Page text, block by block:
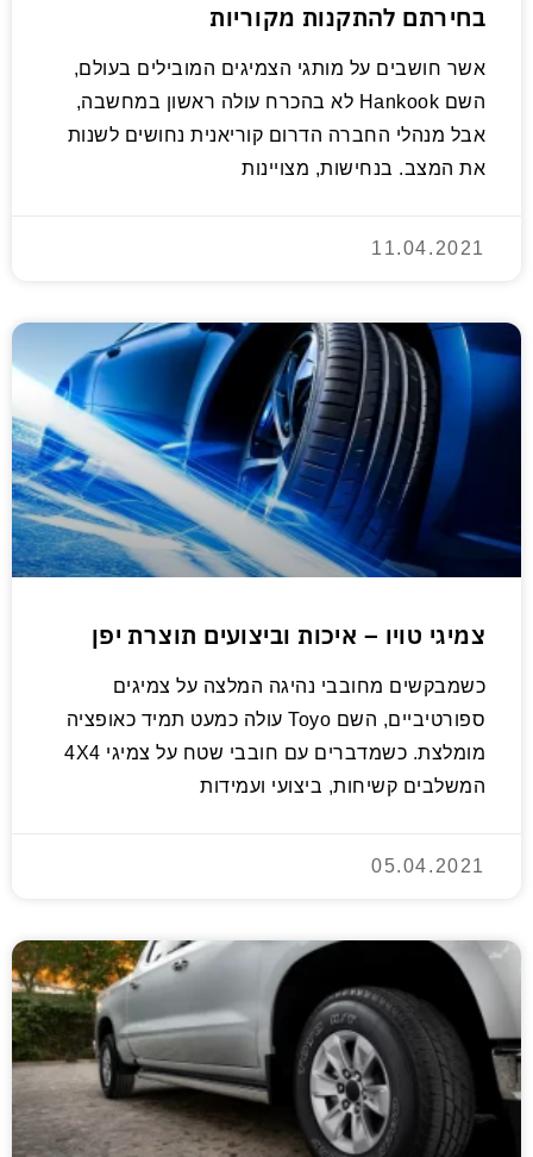
בחירתם להתקנות מקוריות
אשר חושבים על מותגי הצמיגים המובילים בעולם,
השם Hankook לא בהכרח עולה ראשון במחשבה,
אבל מנהלי החברה הדרום קוריאנית נחושים לשנות
את המצב. בנחישות, מצויינות
11.04.2021
צמיגי טויו – איכות וביצועים תוצרת יפן
כשמבקשים מחובבי נהיגה המלצה על צמיגים
ספורטיביים, השם Toyo עולה כמעט תמיד כאופציה
מומלצת. כשמדברים עם חובבי שטח על צמיגי 4X4
המשלבים קשיחות, ביצועי ועמידות
05.04.2021